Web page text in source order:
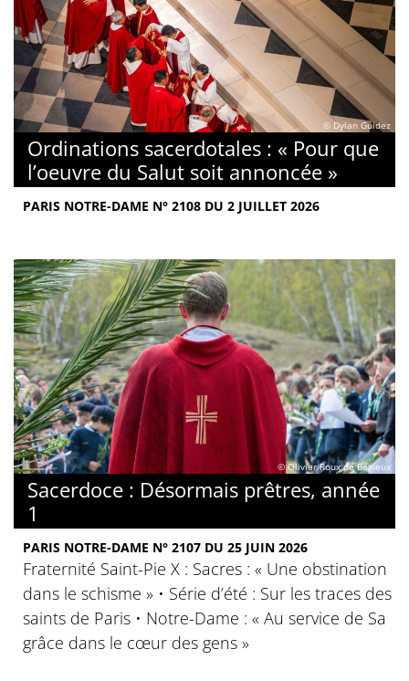
© Dylan Guidez
Ordinations sacerdotales : « Pour que
l’oeuvre du Salut soit annoncée »
PARIS NOTRE-DAME N° 2108 DU 2 JUILLET 2026
© Olivier Roux de Bézieux
Sacerdoce : Désormais prêtres, année
1
PARIS NOTRE-DAME N° 2107 DU 25 JUIN 2026
Fraternité Saint-Pie X : Sacres : « Une obstination
dans le schisme » • Série d’été : Sur les traces des
saints de Paris • Notre-Dame : « Au service de Sa
grâce dans le cœur des gens »